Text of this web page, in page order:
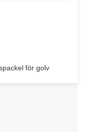
för golv